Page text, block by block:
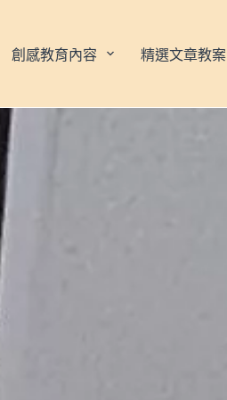
創感教育內容 精選文章教案